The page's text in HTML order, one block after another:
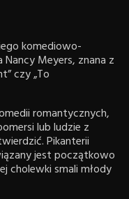
komediowo-
Meyers, znana z
czy „To
romantycznych,
lub ludzie z
Pikanterii
jest początkowo
cholewki smali młody